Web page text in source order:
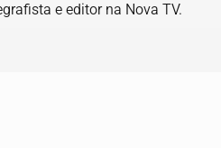
e editor na Nova TV.